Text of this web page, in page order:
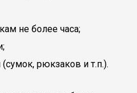
не более часа;
рюкзаков и т.п.).